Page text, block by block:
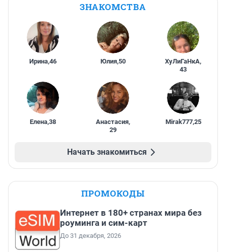
ЗНАКОМСТВА
Ирина,46 Юлия,50 ХуЛиГаНкА,
43
Елена,38 Анастасия,
29
Mirak777,25
Начать знакомиться
ПРОМОКОДЫ
Интернет в 180+ странах мира без
роуминга и сим-карт
До 31 декабря, 2026